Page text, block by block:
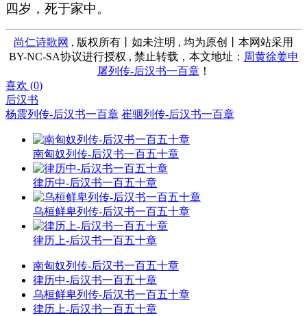
四岁，死于家中。
尚仁诗歌网 , 版权所有丨如未注明 , 均为原创丨本网站采用
BY-NC-SA协议进行授权 , 禁止转载，本文地址： 周黄徐姜申
屠列传-后汉书一百章！
喜欢 (0)
后汉书
杨震列传-后汉书一百章 崔骃列传-后汉书一百章
南匈奴列传-后汉书一百五十章
律历中-后汉书一百五十章
乌桓鲜卑列传-后汉书一百五十章
律历上-后汉书一百五十章
南匈奴列传-后汉书一百五十章
律历中-后汉书一百五十章
乌桓鲜卑列传-后汉书一百五十章
律历上-后汉书一百五十章